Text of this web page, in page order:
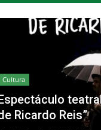
Cultura
Ricardo Reis”